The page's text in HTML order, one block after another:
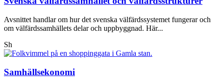
Avsnittet handlar om hur det svenska välfärdssystemet fungerar och
om välfärdssamhällets delar och uppbyggnad. Här...
Sh
Samhällsekonomi